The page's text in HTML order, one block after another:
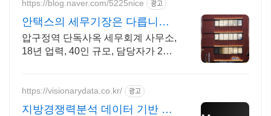
https://blog.naver.com/5225nice 광고
안택스의 세무기장은 다릅니다
2인 담당 케어로 즉시 소통
압구정역 단독사옥 세무회계 사무소,
18년 업력, 40인 규모, 담당자가 2명
료.
https://visionarydata.co.kr/ 광고
지방경쟁력분석 데이터 기반 지